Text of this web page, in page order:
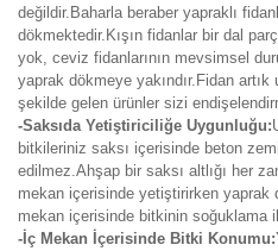
değildir.Baharla beraber yapraklı
dökmektedir.Kışın fidanlar bir dal
yok, ceviz fidanlarının mevsimsel
yaprak dökmeye yakındır.Fidan
şekilde gelen ürünler sizi
-Saksıda Yetiştiriciliğe Uygunluğu:
bitkileriniz saksı içerisinde beton
edilmez.Ahşap bir saksı altlığı her
mekan içerisinde yetiştirirken yaprak
mekan içerisinde bitkinin soğuklama
-İç Mekan İçerisinde Bitki Konumu: